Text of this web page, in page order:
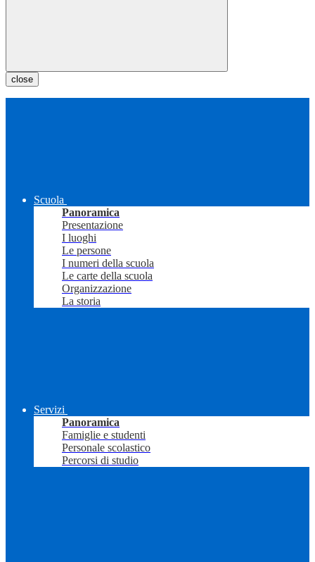
close
Scuola
Panoramica
Presentazione
I luoghi
Le persone
I numeri della scuola
Le carte della scuola
Organizzazione
La storia
Servizi
Panoramica
Famiglie e studenti
Personale scolastico
Percorsi di studio